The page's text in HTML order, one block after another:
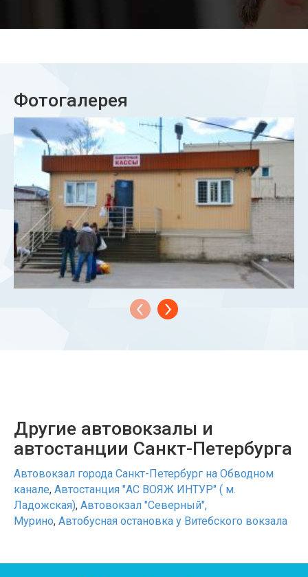
Фотогалерея
Другие автовокзалы и
автостанции Санкт-Петербурга
Автовокзал города Санкт-Петербург на Обводном
канале, Автостанция "АС ВОЯЖ ИНТУР" ( м.
Ладожская), Автовокзал "Северный",
Мурино, Автобусная остановка у Витебского вокзала